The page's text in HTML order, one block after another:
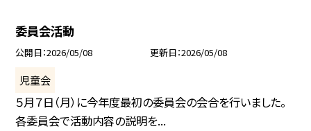
委員会活動
公開日 2026/05/08 更新日 2026/05/08
児童会
５月７日（月）に今年度最初の委員会の会合を行いました。
各委員会で活動内容の説明を...